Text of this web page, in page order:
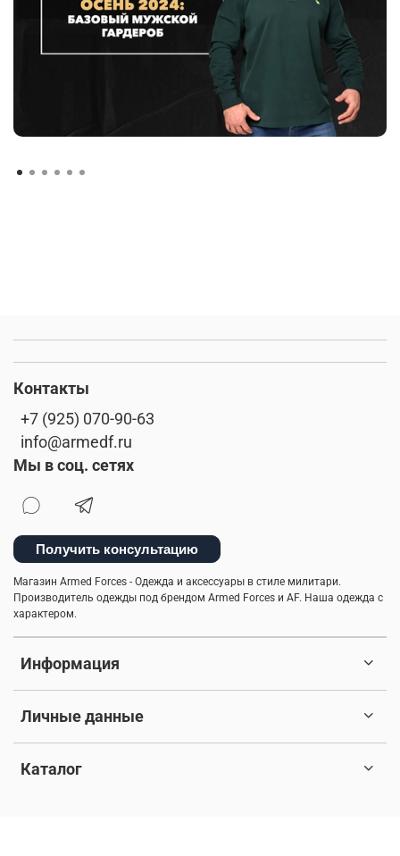
Информация
Личные данные
Каталог
Контакты
+7 (925) 070-90-63
info@armedf.ru
Мы в соц. сетях
Получить консультацию
Магазин Armed Forces - Одежда и аксессуары в стиле милитари.
Производитель одежды под брендом Armed Forces и AF. Наша одежда с
характером.